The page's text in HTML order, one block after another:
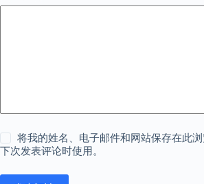
将我的姓名、电子邮件和网站保存在此
下次发表评论时使用。